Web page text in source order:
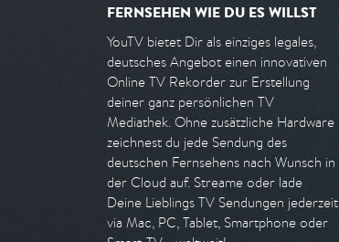
FERNSEHEN WIE DU ES WILLST
YouTV bietet Dir als einziges legales,
deutsches Angebot einen innovativen
Online TV Rekorder zur Erstellung
deiner ganz persönlichen TV
Mediathek. Ohne zusätzliche Hardware
zeichnest du jede Sendung des
deutschen Fernsehens nach Wunsch in
der Cloud auf. Streame oder lade
Deine Lieblings TV Sendungen jederzeit
via Mac, PC, Tablet, Smartphone oder